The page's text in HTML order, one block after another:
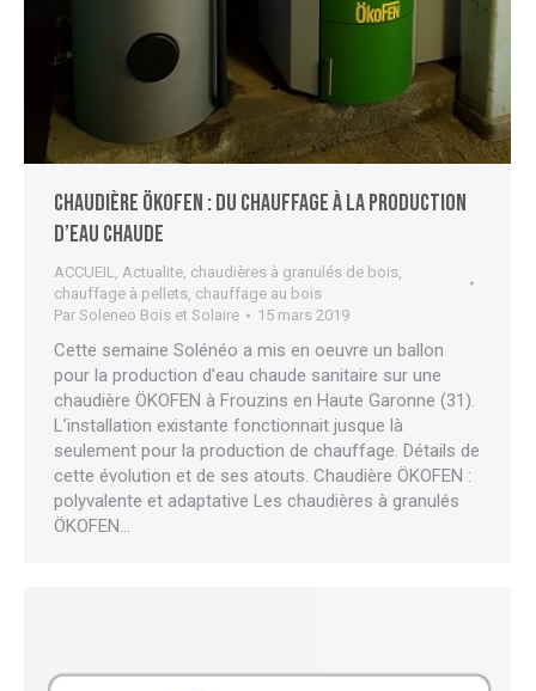
Chaudière ÖKOFEN : du chauffage à la production
d’eau chaude
ACCUEIL, Actualite, chaudières à granulés de bois,
chauffage à pellets, chauffage au bois
Par Soleneo Bois et Solaire 15 mars 2019
Cette semaine Solénéo a mis en oeuvre un ballon
pour la production d’eau chaude sanitaire sur une
chaudière ÖKOFEN à Frouzins en Haute Garonne (31).
L’installation existante fonctionnait jusque là
seulement pour la production de chauffage. Détails de
cette évolution et de ses atouts. Chaudière ÖKOFEN :
polyvalente et adaptative Les chaudières à granulés
ÖKOFEN…